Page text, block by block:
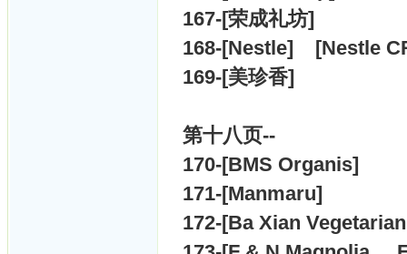
167-[荣成礼坊]
168-[Nestle] [Nestle
169-[美珍香]
第十八页--
170-[BMS Organis]
171-[Manmaru]
172-[Ba Xian